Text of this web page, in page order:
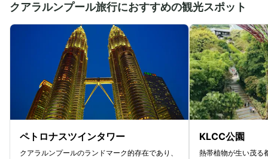
クアラルンプール旅行におすすめの観光スポット
ペトロナスツインタワー
クアラルンプールのランドマーク的存在であり、
KLCC公園
熱帯植物が生い茂る